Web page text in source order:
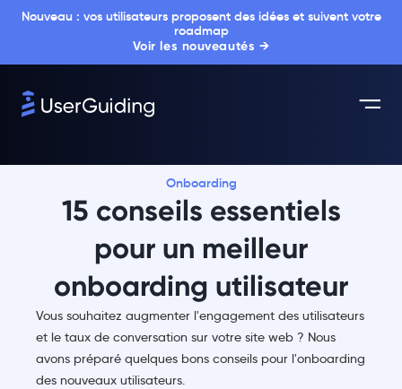
Nouveau : vos utilisateurs proposent des idées et suivent votre
roadmap
Voir les nouveautés →
Onboarding
15 conseils essentiels
pour un meilleur
onboarding utilisateur
Vous souhaitez augmenter l'engagement des utilisateurs
et le taux de conversation sur votre site web ? Nous
avons préparé quelques bons conseils pour l'onboarding
des nouveaux utilisateurs.